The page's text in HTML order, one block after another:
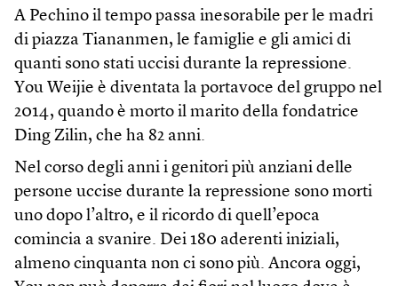
A Pechino il tempo passa inesorabile per le madri
di piazza Tiananmen, le famiglie e gli amici di
quanti sono stati uccisi durante la repressione.
You Weijie è diventata la portavoce del gruppo nel
2014, quando è morto il marito della fondatrice
Ding Zilin, che ha 82 anni.
Nel corso degli anni i genitori più anziani delle
persone uccise durante la repressione sono morti
uno dopo l’altro, e il ricordo di quell’epoca
comincia a svanire. Dei 180 aderenti iniziali,
almeno cinquanta non ci sono più. Ancora oggi,